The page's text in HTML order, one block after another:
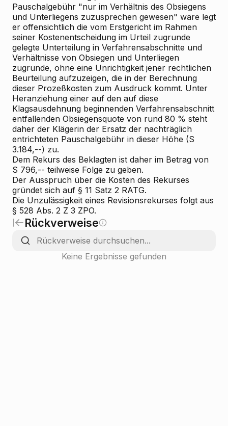
Pauschalgebühr "nur im Verhältnis des Obsiegens
und Unterliegens zuzusprechen gewesen" wäre legt
er offensichtlich die vom Erstgericht im Rahmen
seiner Kostenentscheidung im Urteil zugrunde
gelegte Unterteilung in Verfahrensabschnitte und
Verhältnisse von Obsiegen und Unterliegen
zugrunde, ohne eine Unrichtigkeit jener rechtlichen
Beurteilung aufzuzeigen, die in der Berechnung
dieser Prozeßkosten zum Ausdruck kommt. Unter
Heranziehung einer auf den auf diese
Klagsausdehnung beginnenden Verfahrensabschnitt
entfallenden Obsiegensquote von rund 80 % steht
daher der Klägerin der Ersatz der nachträglich
entrichteten Pauschalgebühr in dieser Höhe (S
3.184,--) zu.
Dem Rekurs des Beklagten ist daher im Betrag von
S 796,-- teilweise Folge zu geben.
Der Ausspruch über die Kosten des Rekurses
gründet sich auf § 11 Satz 2 RATG.
Die Unzulässigkeit eines Revisionsrekurses folgt aus
§ 528 Abs. 2 Z 3 ZPO.
Rückverweise
Keine Ergebnisse gefunden